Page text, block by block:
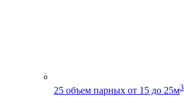
25 объем парных от 15 до 25м3